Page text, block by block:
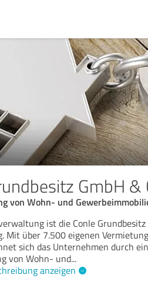
GmbH &
von Wohn- und
ist die Conle Grundbesitz
Mit über 7.500 eigenen
sich das Unternehmen durch
von Wohn- und...
anzeigen